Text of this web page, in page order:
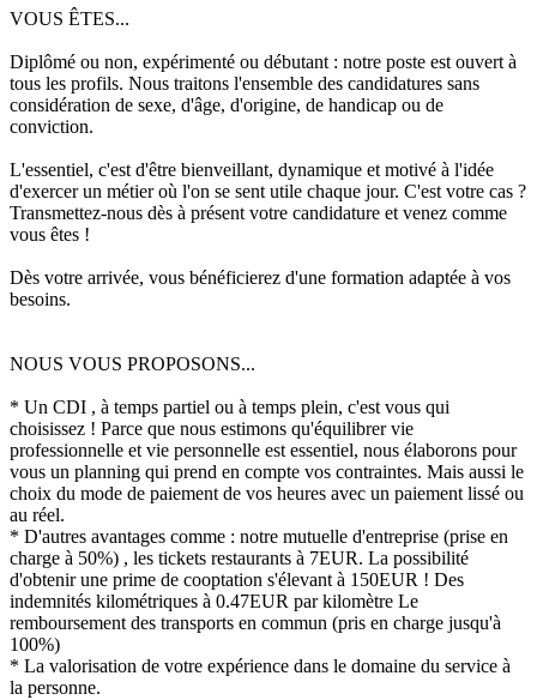
VOUS ÊTES...
Diplômé ou non, expérimenté ou débutant : notre poste est ouvert à
tous les profils. Nous traitons l'ensemble des candidatures sans
considération de sexe, d'âge, d'origine, de handicap ou de
conviction.
L'essentiel, c'est d'être bienveillant, dynamique et motivé à l'idée
d'exercer un métier où l'on se sent utile chaque jour. C'est votre cas ?
Transmettez-nous dès à présent votre candidature et venez comme
vous êtes !
Dès votre arrivée, vous bénéficierez d'une formation adaptée à vos
besoins.
NOUS VOUS PROPOSONS...
* Un CDI , à temps partiel ou à temps plein, c'est vous qui
choisissez ! Parce que nous estimons qu'équilibrer vie
professionnelle et vie personnelle est essentiel, nous élaborons pour
vous un planning qui prend en compte vos contraintes. Mais aussi le
choix du mode de paiement de vos heures avec un paiement lissé ou
au réel.
* D'autres avantages comme : notre mutuelle d'entreprise (prise en
charge à 50%) , les tickets restaurants à 7EUR. La possibilité
d'obtenir une prime de cooptation s'élevant à 150EUR ! Des
indemnités kilométriques à 0.47EUR par kilomètre Le
remboursement des transports en commun (pris en charge jusqu'à
100%)
* La valorisation de votre expérience dans le domaine du service à
la personne.